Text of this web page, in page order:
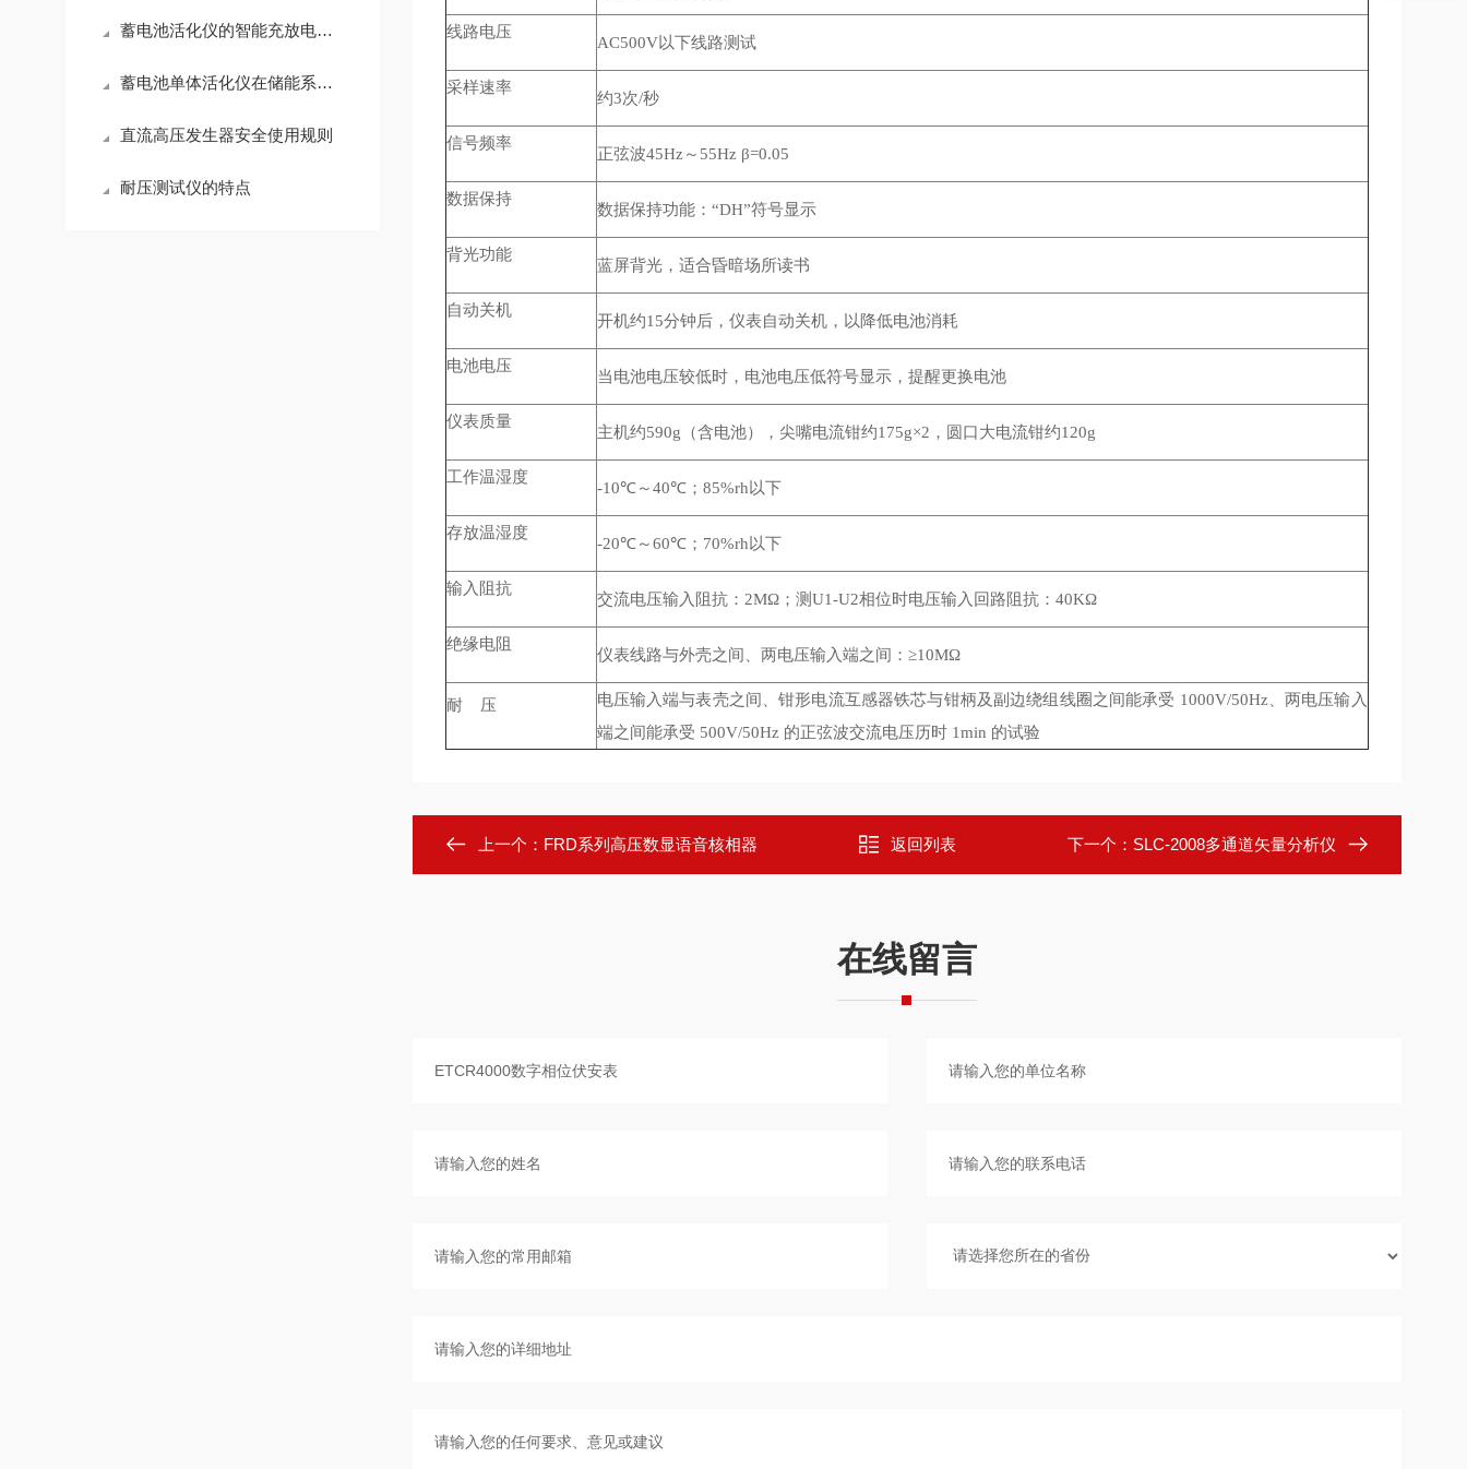
蓄电池活化仪的智能充放电循环活化原理与核心硬件架构解析
蓄电池单体活化仪在储能系统中的重要性
直流高压发生器安全使用规则
耐压测试仪的特点
线路电压
AC500V以下线路测试
采样速率
约3次/秒
信号频率
正弦波45Hz～55Hz β=0.05
数据保持
数据保持功能：“DH”符号显示
背光功能
蓝屏背光，适合昏暗场所读书
自动关机
开机约15分钟后，仪表自动关机，以降低电池消耗
电池电压
当电池电压较低时，电池电压低符号显示，提醒更换电池
仪表质量
主机约590g（含电池），尖嘴电流钳约175g×2，圆口大电流钳约120g
工作温湿度
-10℃～40℃；85%rh以下
存放温湿度
-20℃～60℃；70%rh以下
输入阻抗
交流电压输入阻抗：2MΩ；测U1-U2相位时电压输入回路阻抗：40KΩ
绝缘电阻
仪表线路与外壳之间、两电压输入端之间：≥10MΩ
耐 压
电压输入端与表壳之间、钳形电流互感器铁芯与钳柄及副边绕组线圈之间能承受 1000V/50Hz、两电压输入
端之间能承受 500V/50Hz 的正弦波交流电压历时 1min 的试验
上一个： FRD系列高压数显语音核相器 返回列表 下一个： SLC-2008多通道矢量分析仪
在线留言